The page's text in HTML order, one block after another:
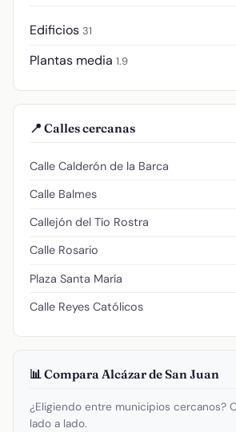
Edificios 31
Plantas media 1.9
📍 Calles cercanas
Calle Calderón de la Barca
Calle Balmes
Callejón del Tío Rostra
Calle Rosario
Plaza Santa María
Calle Reyes Católicos
📊 Compara Alcázar de San Juan
¿Eligiendo entre municipios cercanos?
lado a lado.